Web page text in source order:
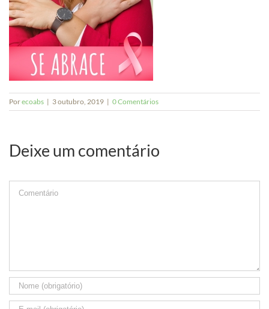
Porecoabs | 3 outubro, 2019 | 0 Comentários
Deixe um comentário
Comment